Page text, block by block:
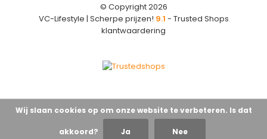
© Copyright 2026
VC-Lifestyle | Scherpe prijzen! 9.1 - Trusted Shops
klantwaardering
Wij slaan cookies op om onze website te verbeteren. Is dat
akkoord? Ja Nee